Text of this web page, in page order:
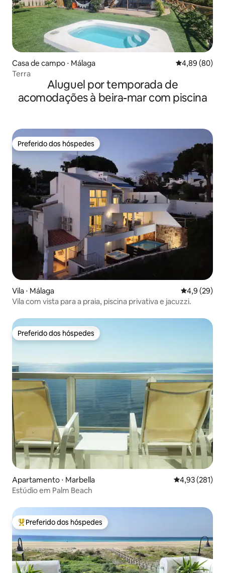
Casa de campo ⋅ Málaga 4,89 de uma
4,89 (80)
Terra
Aluguel por temporada de
acomodações à beira-mar com piscina
Preferido dos hóspedes
Preferido dos hóspedes
Vila ⋅ Málaga 4,9 de uma
4,9 (29)
Vila com vista para a praia, piscina privativa e jacuzzi.
Preferido dos hóspedes
Preferido dos hóspedes
Apartamento ⋅ Marbella 4,93 de uma
4,93 (281)
Estúdio em Palm Beach
Entre os melhores preferidos dos hóspedes
Preferido dos hóspedes